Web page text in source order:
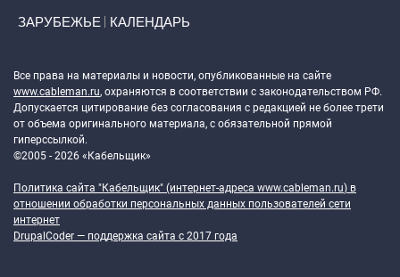
ЗАРУБЕЖЬЕ КАЛЕНДАРЬ
Все права на материалы и новости, опубликованные на сайте
www.cableman.ru, охраняются в соответствии с законодательством РФ.
Допускается цитирование без согласования с редакцией не более трети
от объема оригинального материала, с обязательной прямой
гиперссылкой.
©2005 - 2026 «Кабельщик»
Политика сайта "Кабельщик" (интернет-адреса www.cableman.ru) в
отношении обработки персональных данных пользователей сети
интернет
DrupalCoder — поддержка сайта c 2017 года